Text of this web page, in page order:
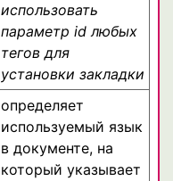
использовать
параметр id любых
тегов для
установки закладки
определяет
используемый язык
в документе, на
который указывает